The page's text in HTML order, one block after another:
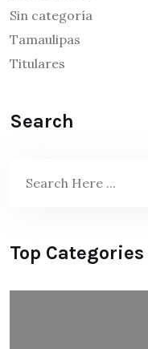
Sin categoría
Tamaulipas
Titulares
Search
Top Categories